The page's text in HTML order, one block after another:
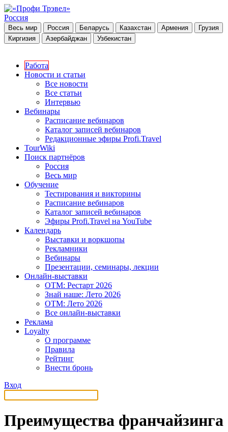
Россия
Весь мир Россия Беларусь Казахстан Армения
Грузия
Киргизия
Азербайджан Узбекистан
Работа
Новости и статьи
Все новости
Все статьи
Интервью
Вебинары
Расписание вебинаров
Каталог записей вебинаров
Редакционные эфиры Profi.Travel
TourWiki
Поиск партнёров
Россия
Весь мир
Обучение
Тестирования и викторины
Расписание вебинаров
Каталог записей вебинаров
Эфиры Profi.Travel на YouTube
Календарь
Выставки и воркшопы
Рекламники
Вебинары
Презентации, семинары, лекции
Онлайн-выставки
OTM: Рестарт 2026
Знай наше: Лето 2026
OTM: Лето 2026
Все онлайн-выставки
Реклама
Loyalty
О программе
Правила
Рейтинг
Внести бронь
Вход
Преимущества франчайзинга